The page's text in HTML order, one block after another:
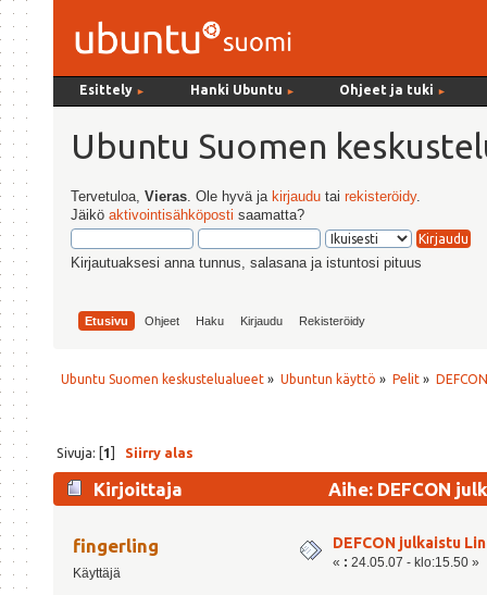
Esittely ► Hanki Ubuntu ► Ohjeet ja tuki ►
Ubuntu Suomen
Tervetuloa,Vieras . Ole hyvä ja kirjaudu tairekisteröidy.
Jäiköaktivointisähköposti saamatta?
Kirjautuaksesi anna tunnus, salasana ja istuntosi pituus
Etusivu Ohjeet Haku Kirjaudu Rekisteröidy
Ubuntu Suomen keskustelualueet » Ubuntun käyttö » Pelit»
Sivuja: [1] Siirry alas
Kirjoittaja Aihe: DEFCON
fingerling
Käyttäjä
DEFCON julkaistu
« : 24.05.07 - klo:15.50 »